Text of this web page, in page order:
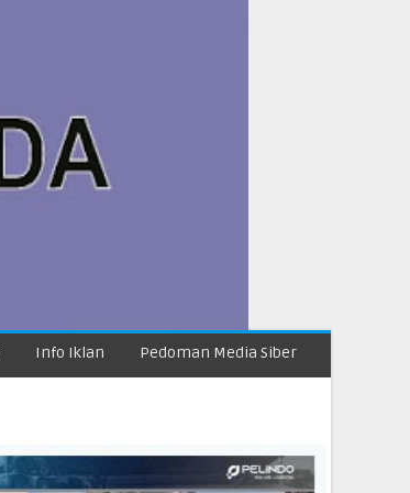
Info Iklan Pedoman Media Siber